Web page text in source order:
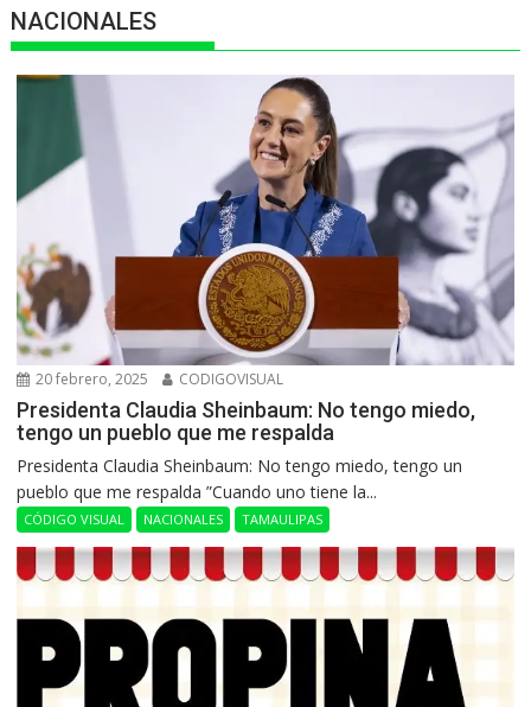
NACIONALES
20 febrero, 2025 CODIGOVISUAL
Presidenta Claudia Sheinbaum: No tengo miedo,
tengo un pueblo que me respalda
Presidenta Claudia Sheinbaum: No tengo miedo, tengo un
pueblo que me respalda ”Cuando uno tiene la...
CÓDIGO VISUAL NACIONALES TAMAULIPAS